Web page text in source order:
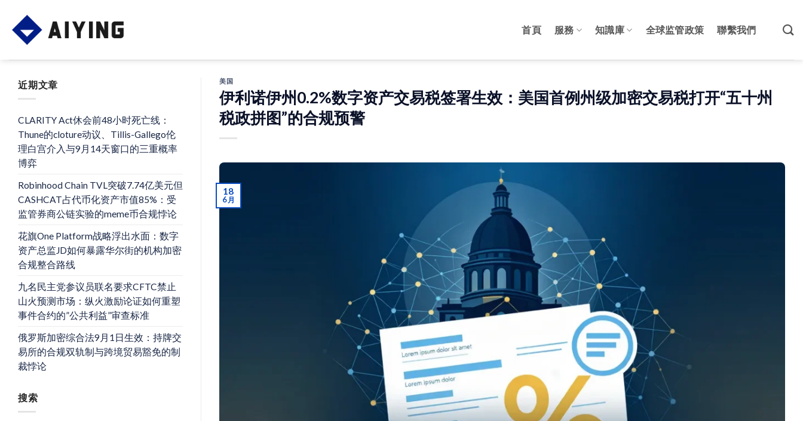
content
首頁 服務 知識庫 全球监管政策 聯繫我們
近期文章
CLARITY Act休会前48小时死亡线：
Thune的cloture动议、Tillis-Gallego伦
理白宫介入与9月14天窗口的三重概率
博弈
Robinhood Chain TVL突破7.74亿美元但
CASHCAT占代币化资产市值85%：受
监管券商公链实验的meme币合规悖论
花旗One Platform战略浮出水面：数字
资产总监JD如何暴露华尔街的机构加密
合规整合路线
九名民主党参议员联名要求CFTC禁止
山火预测市场：纵火激励论证如何重塑
事件合约的”公共利益”审查标准
俄罗斯加密综合法9月1日生效：持牌交
易所的合规双轨制与跨境贸易豁免的制
裁悖论
搜索
美国
伊利诺伊州0.2%数字资产交易税签署生效：美国首例州级加密交易税打开“五十州
税政拼图”的合规预警
18
6 月